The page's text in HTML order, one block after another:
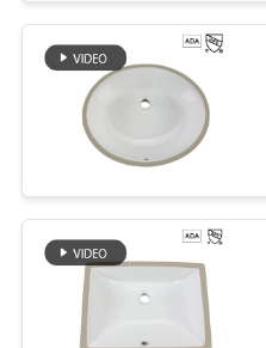
CONTROL
CALIDAD
ÉNTRENOS
EN
CONTACTO
Retrete
una pieza